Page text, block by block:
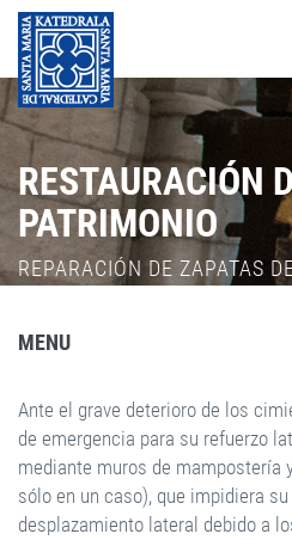
RESTAURACIÓN
PATRIMONIO
REPARACIÓN DE ZAPATAS
MENU
Ante el grave deterioro de los
de emergencia para su refuerzo
mediante muros de mampostería
sólo en un caso), que impidiera
desplazamiento lateral debido a